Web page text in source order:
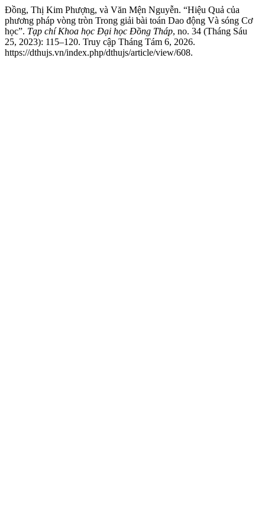
Đồng, Thị Kim Phượng, và Văn Mện Nguyễn. “Hiệu Quả của
phương pháp vòng tròn Trong giải bài toán Dao động Và sóng Cơ
học”. Tạp chí Khoa học Đại học Đồng Tháp, no. 34 (Tháng Sáu
25, 2023): 115–120. Truy cập Tháng Tám 6, 2026.
https://dthujs.vn/index.php/dthujs/article/view/608.